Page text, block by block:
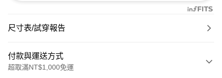
尺寸表/試穿報告
付款與運送方式
超取滿NT$1,000免運